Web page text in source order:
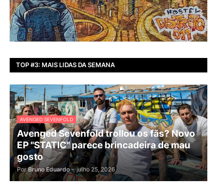
TOP #3: MAIS LIDAS DA SEMANA
AVENGED SEVENFOLD
Avenged Sevenfold trollou os fãs? Novo
EP "STATIC" parece brincadeira de mau
gosto
Por Bruno Eduardo - julho 25, 2026